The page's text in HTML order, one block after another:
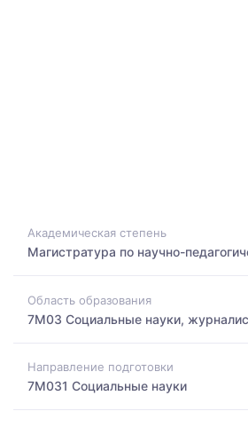
Академическая степень
Магистратура по научно-
Область образования
7M03 Социальные науки,
Направление подготовки
7M031 Социальные науки